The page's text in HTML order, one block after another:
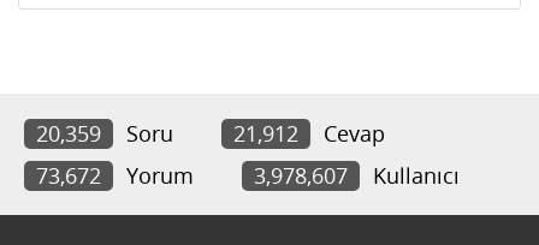
20,359 Soru 21,912
Cevap
73,672
Yorum 3,978,607 Kullanıcı